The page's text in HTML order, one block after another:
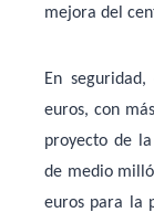
mejora del
En
euros, con
proyecto de
de medio
euros para la